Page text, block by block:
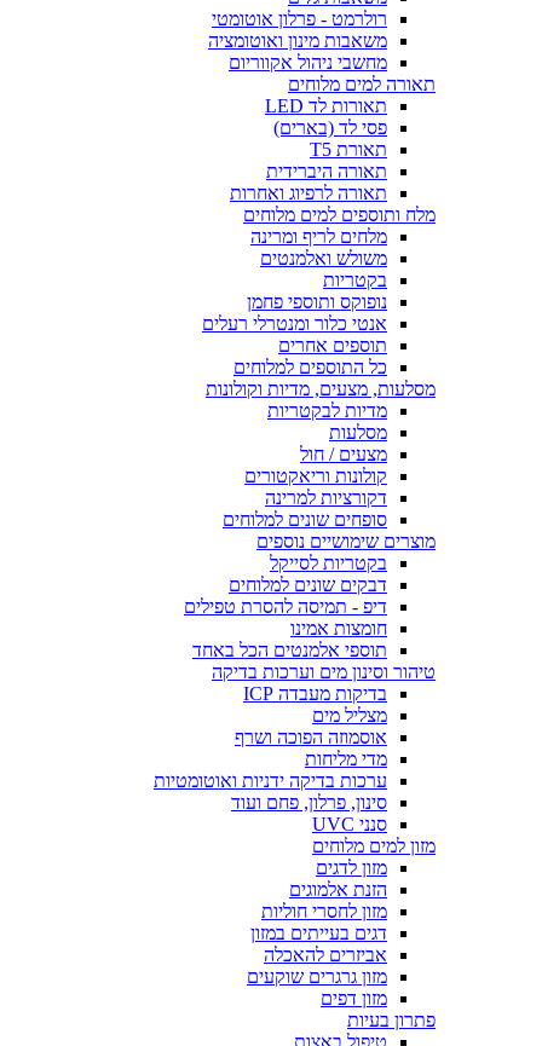
רולרמט - פרלון אוטומטי
משאבות מינון ואוטומציה
מחשבי ניהול אקווריום
תאורה למים מלוחים
תאורות לד LED
פסי לד (בארים)
תאורת T5
תאורה היברידית
תאורה לרפיוג ואחרות
מלח ותוספים למים מלוחים
מלחים לריף ומרינה
משולש ואלמנטים
בקטריות
נופוקס ותוספי פחמן
אנטי כלור ומנטרלי רעלים
תוספים אחרים
כל התוספים למלוחים
מסלעות, מצעים, מדיות וקולונות
מדיות לבקטריות
מסלעות
מצעים / חול
קולונות וריאקטורים
דקורציות למרינה
סופחים שונים למלוחים
מוצרים שימושיים נוספים
בקטריות לסייקל
דבקים שונים למלוחים
דיפ - תמיסה להסרת טפילים
חומצות אמינו
תוספי אלמנטים הכל באחד
טיהור וסינון מים וערכות בדיקה
בדיקות מעבדה ICP
מצליל מים
אוסמוזה הפוכה ושרף
מדי מליחות
ערכות בדיקה ידניות ואוטומטיות
סינון, פרלון, פחם ועוד
סנני UVC
מזון למים מלוחים
מזון לדגים
הזנת אלמוגים
מזון לחסרי חוליות
דגים בעייתים במזון
אביזרים להאכלה
מזון גרגרים שוקעים
מזון דפים
פתרון בעיות
טיפול באצות